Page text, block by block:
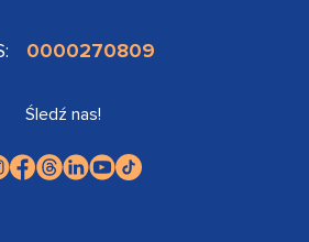
0000270809
Śledź nas!